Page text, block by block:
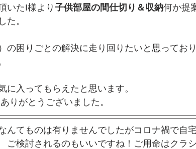
いたI様より子供部屋の間仕切り＆収納何か提
た。
の困りごとの解決に走り回りたいと思ってお
に入ってもらえたと思います。
りがとうございました。
んてものは有りませんでしたがコロナ禍で自
ご検討されるのもいいですね！ご用命はクラ